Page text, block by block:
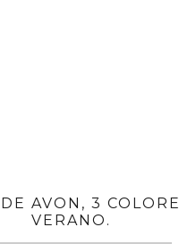
AVON, 3
VERANO.